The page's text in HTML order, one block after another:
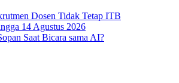
Dosen Tidak Tetap ITB
14 Agustus 2026
Saat Bicara sama AI?